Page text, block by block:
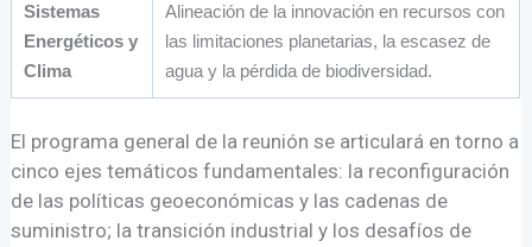
Sistemas
Energéticos y
Clima
Alineación de la innovación en recursos con
las limitaciones planetarias, la escasez de
agua y la pérdida de biodiversidad.
El programa general de la reunión se articulará en torno a
cinco ejes temáticos fundamentales: la reconfiguración
de las políticas geoeconómicas y las cadenas de
suministro; la transición industrial y los desafíos de